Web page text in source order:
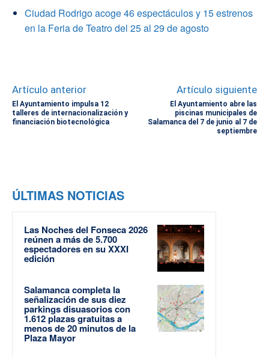
Ciudad Rodrigo acoge 46 espectáculos y 15 estrenos
en la Feria de Teatro del 25 al 29 de agosto
Artículo anterior
El Ayuntamiento impulsa 12
talleres de internacionalización y
financiación biotecnológica
Artículo siguiente
El Ayuntamiento abre las
piscinas municipales de
Salamanca del 7 de junio al 7 de
septiembre
ÚLTIMAS NOTICIAS
Las Noches del Fonseca 2026
reúnen a más de 5.700
espectadores en su XXXI
edición
Salamanca completa la
señalización de sus diez
parkings disuasorios con
1.612 plazas gratuitas a
menos de 20 minutos de la
Plaza Mayor